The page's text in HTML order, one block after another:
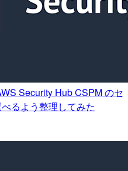
Security Hub CSPM のセ
るよう整理してみた